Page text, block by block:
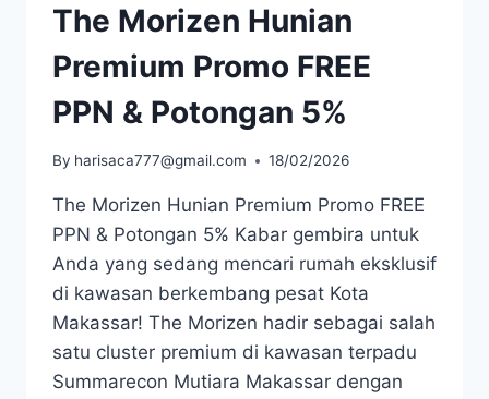
The Morizen Hunian
Premium Promo FREE
PPN & Potongan 5%
By harisaca777@gmail.com 18/02/2026
The Morizen Hunian Premium Promo FREE
PPN & Potongan 5% Kabar gembira untuk
Anda yang sedang mencari rumah eksklusif
di kawasan berkembang pesat Kota
Makassar! The Morizen hadir sebagai salah
satu cluster premium di kawasan terpadu
Summarecon Mutiara Makassar dengan